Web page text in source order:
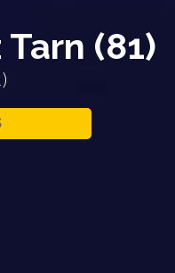
(81)